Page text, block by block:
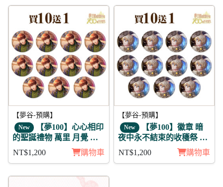
【夢谷-預購】
New 【夢100】心心相印
的聖誕禮物 萬里 月覺 徽
NT$1,200 購物車
【夢谷-預購】
New 【夢100】徽章 暗
夜中永不結束的收穫祭 可
NT$1,200 購物車